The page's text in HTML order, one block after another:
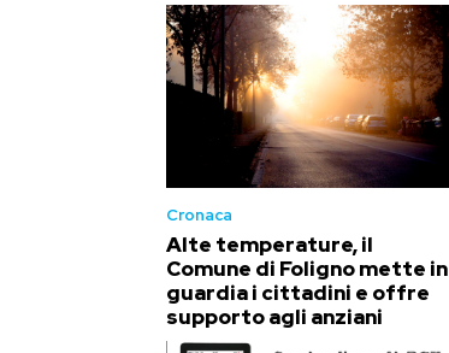
Cronaca
Alte temperature, il
Comune di Foligno mette in
guardia i cittadini e offre
supporto agli anziani